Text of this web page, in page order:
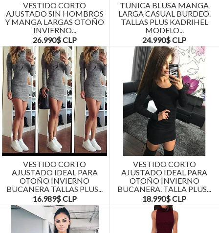
VESTIDO CORTO
AJUSTADO SIN HOMBROS
Y MANGA LARGAS OTOÑO
INVIERNO...
26.990$ CLP
TUNICA BLUSA MANGA
LARGA CASUAL BURDEO.
TALLAS PLUS KADRIHEL
MODELO...
24.990$ CLP
VESTIDO CORTO
AJUSTADO IDEAL PARA
OTOÑO INVIERNO
BUCANERA TALLAS PLUS...
16.989$ CLP
VESTIDO CORTO
AJUSTADO IDEAL PARA
OTOÑO INVIERNO
BUCANERA. TALLA PLUS...
18.990$ CLP